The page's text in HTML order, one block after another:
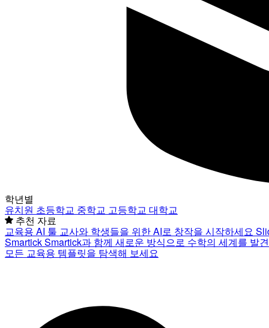
학년별
유치원 초등학교 중학교 고등학교 대학교
추천 자료
교육용 AI 툴 교사와 학생들을 위한 AI로 창작을 시작하세요
SmartickSmartick과 함께 새로운 방식으로 수학의 세계를 발
모든 교육용 템플릿을 탐색해 보세요